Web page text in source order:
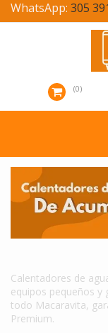
WhatsApp: 305
0
Calentadores de
equipos pequeños y
todo Macaravita,
Premium.